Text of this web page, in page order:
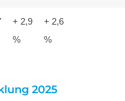
+ 2,9
%
+ 2,6
%
2025